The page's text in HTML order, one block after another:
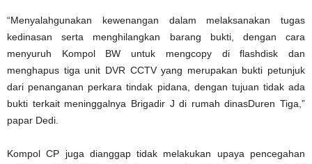
“Menyalahgunakan kewenangan dalam melaksanakan tugas
kedinasan serta menghilangkan barang bukti, dengan cara
menyuruh Kompol BW untuk mengcopy di flashdisk dan
menghapus tiga unit DVR CCTV yang merupakan bukti petunjuk
dari penanganan perkara tindak pidana, dengan tujuan tidak ada
bukti terkait meninggalnya Brigadir J di rumah dinasDuren Tiga,”
papar Dedi.
Kompol CP juga dianggap tidak melakukan upaya pencegahan